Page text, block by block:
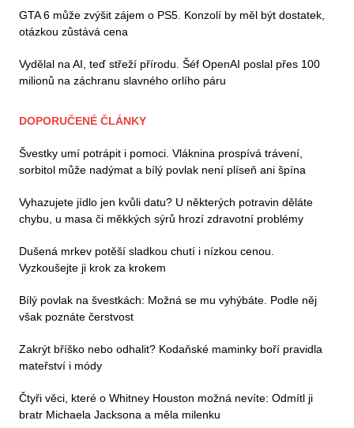
GTA 6 může zvýšit zájem o PS5. Konzolí by měl být dostatek,
otázkou zůstává cena
Vydělal na AI, teď střeží přírodu. Šéf OpenAI poslal přes 100
milionů na záchranu slavného orlího páru
DOPORUČENÉ ČLÁNKY
Švestky umí potrápit i pomoci. Vláknina prospívá trávení,
sorbitol může nadýmat a bílý povlak není plíseň ani špína
Vyhazujete jídlo jen kvůli datu? U některých potravin děláte
chybu, u masa či měkkých sýrů hrozí zdravotní problémy
Dušená mrkev potěší sladkou chutí i nízkou cenou.
Vyzkoušejte ji krok za krokem
Bílý povlak na švestkách: Možná se mu vyhýbáte. Podle něj
však poznáte čerstvost
Zakrýt bříško nebo odhalit? Kodaňské maminky boří pravidla
mateřství i módy
Čtyři věci, které o Whitney Houston možná nevíte: Odmítl ji
bratr Michaela Jacksona a měla milenku